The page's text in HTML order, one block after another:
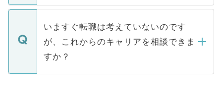
関を公にしてしまうと、応募が殺到する場
に、医療機関が求める条件に合った人材の
みを人材紹介会社に依頼するケースが増え
ています。
定を承諾する必要はありません。内定先へ
の辞退の連絡はキャリアパートナーが行い
個人情報が漏えいすることはありませんの
で、ご安心ください。当サイトからの登録
などで収集したご登録者様の個人情報は、
ご本人のキャリアアップおよび転職活動の
支援を目的に使用いたします。お預かりし
ているすべての個人データはご本人の許可
いますぐ転職は考えていないのです
が、これからのキャリアを相談できま
すか？